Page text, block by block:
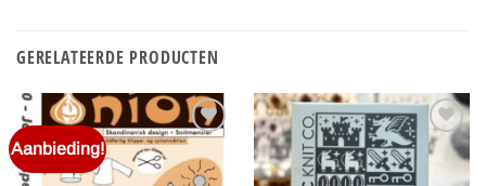
GERELATEERDE PRODUCTEN
Aanbieding!
Toevoegen
aan
verlanglijst
Toevoegen
verlanglijst